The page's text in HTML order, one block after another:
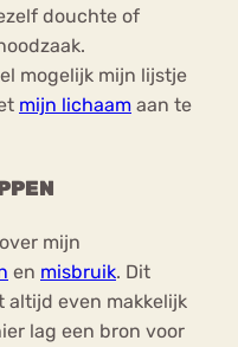
douchte of
mogelijk mijn lijstje
mijn lichaam aan te
mijn
en misbruik. Dit
altijd even makkelijk
lag een bron voor